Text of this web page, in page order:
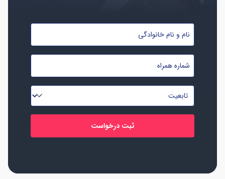
نام
نام
خانوادگی
*
شماره
موبایل
*
تابعیت
*